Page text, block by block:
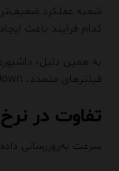
شعبه عملکرد
کدام فرآیند باعث
به همین دلیل،
فیلترهای متعدد، Drill Down، هشدارها و داده‌های لحظه‌ای است.
تفاوت در
سرعت به‌روزرسانی